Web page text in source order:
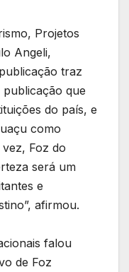
Projetos
Angeli,
traz
publicação que
do país, e
como
Foz do
será um
e
afirmou.
falou
de Foz